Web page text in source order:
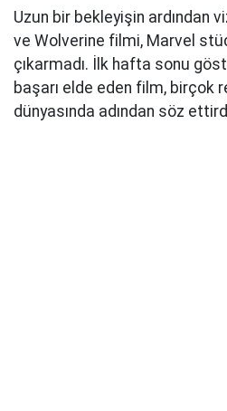
Uzun bir bekleyişin ardından
ve Wolverine filmi, Marvel
çıkarmadı. İlk hafta sonu
başarı elde eden film, birçok
dünyasında adından söz